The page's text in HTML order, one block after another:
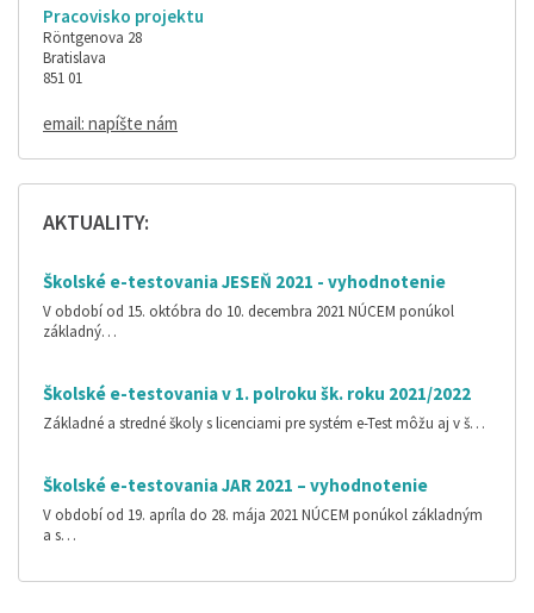
Pracovisko projektu
Röntgenova 28
Bratislava
851 01
email: napíšte nám
AKTUALITY:
Školské e-testovania JESEŇ 2021 - vyhodnotenie
V období od 15. októbra do 10. decembra 2021 NÚCEM ponúkol
základný…
Školské e-testovania v 1. polroku šk. roku 2021/2022
Základné a stredné školy s licenciami pre systém e-Test môžu aj v š…
Školské e-testovania JAR 2021 – vyhodnotenie
V období od 19. apríla do 28. mája 2021 NÚCEM ponúkol základným
a s…